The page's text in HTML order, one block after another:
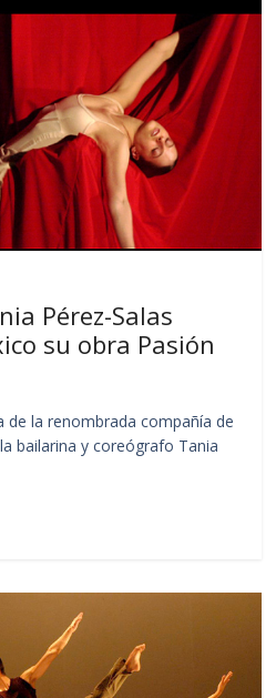
Pérez-Salas
su obra Pasión
de la renombrada compañía de
bailarina y coreógrafo Tania